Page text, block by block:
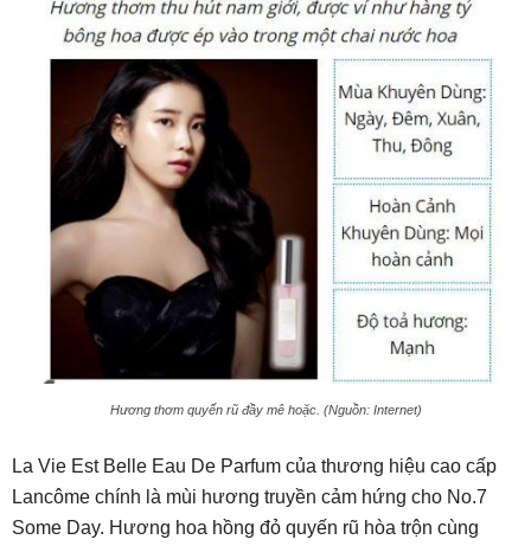
Hương thơm quyến rũ đầy mê hoặc. (Nguồn: Internet)
La Vie Est Belle Eau De Parfum của thương hiệu cao cấp
Lancôme chính là mùi hương truyền cảm hứng cho No.7
Some Day. Hương hoa hồng đỏ quyến rũ hòa trộn cùng